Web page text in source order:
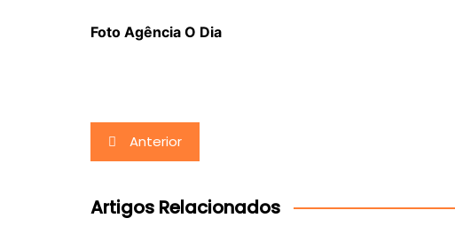
Foto Agência O Dia
Navegação
de
Post
Anterior
Artigos Relacionados